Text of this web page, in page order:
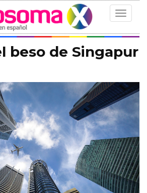
Toggle
beso de Singapur